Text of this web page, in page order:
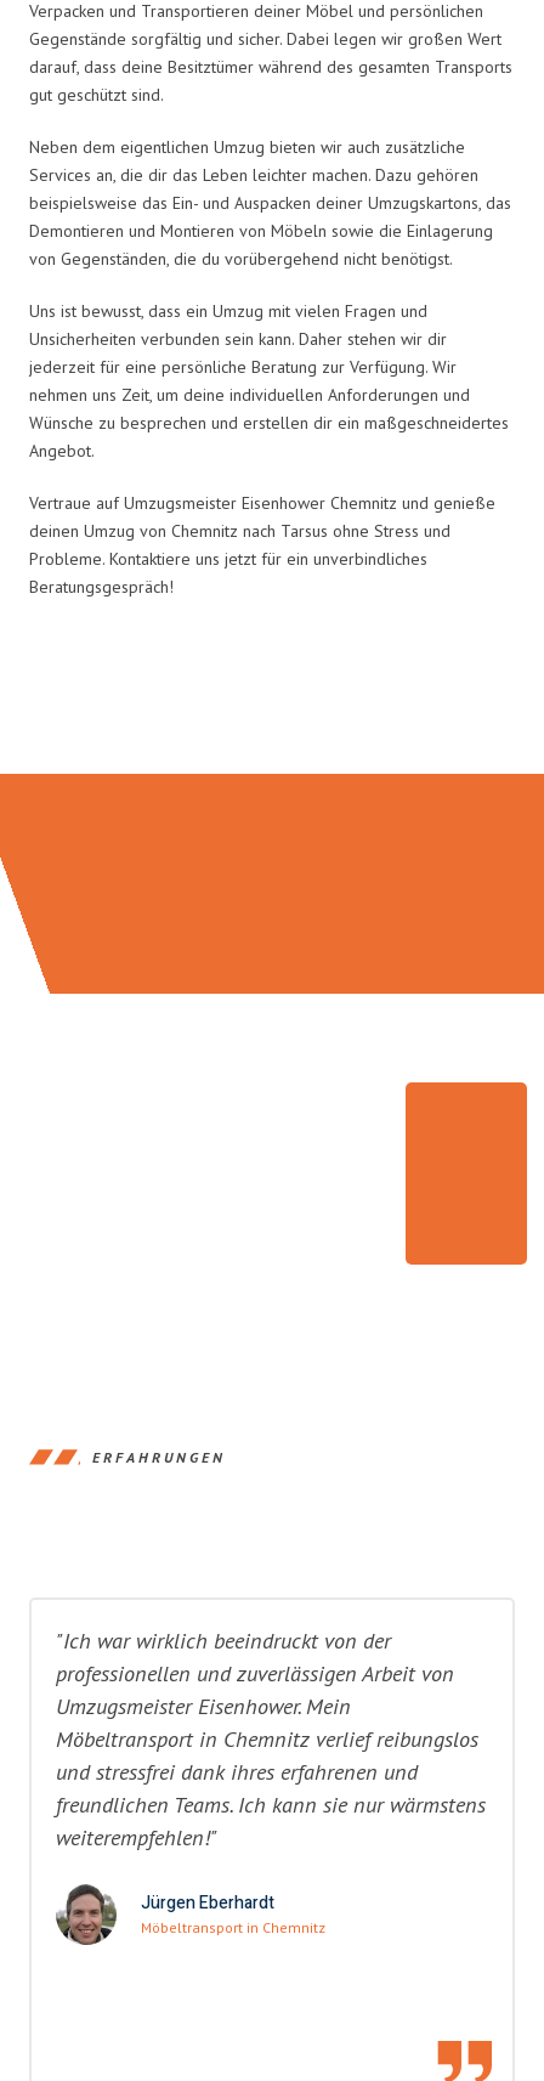
Verpacken und Transportieren deiner Möbel und persönlichen
Gegenstände sorgfältig und sicher. Dabei legen wir großen Wert
darauf, dass deine Besitztümer während des gesamten Transports
gut geschützt sind.
Neben dem eigentlichen Umzug bieten wir auch zusätzliche
Services an, die dir das Leben leichter machen. Dazu gehören
beispielsweise das Ein- und Auspacken deiner Umzugskartons, das
Demontieren und Montieren von Möbeln sowie die Einlagerung
von Gegenständen, die du vorübergehend nicht benötigst.
Uns ist bewusst, dass ein Umzug mit vielen Fragen und
Unsicherheiten verbunden sein kann. Daher stehen wir dir
jederzeit für eine persönliche Beratung zur Verfügung. Wir
nehmen uns Zeit, um deine individuellen Anforderungen und
Wünsche zu besprechen und erstellen dir ein maßgeschneidertes
Angebot.
Vertraue auf Umzugsmeister Eisenhower Chemnitz und genieße
deinen Umzug von Chemnitz nach Tarsus ohne Stress und
Probleme. Kontaktiere uns jetzt für ein unverbindliches
Beratungsgespräch!
ERFAHRUNGEN
"Ich war wirklich beeindruckt von der
professionellen und zuverlässigen Arbeit von
Umzugsmeister Eisenhower. Mein
Möbeltransport in Chemnitz verlief reibungslos
und stressfrei dank ihres erfahrenen und
freundlichen Teams. Ich kann sie nur wärmstens
weiterempfehlen!"
Jürgen Eberhardt
Möbeltransport in Chemnitz